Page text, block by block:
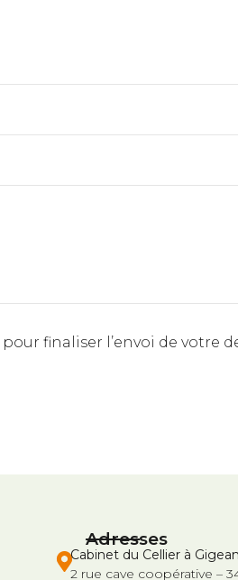
pour finaliser l’envoi de votre
Adresses
Cabinet du Cellier à Gigean
2 rue cave coopérative –